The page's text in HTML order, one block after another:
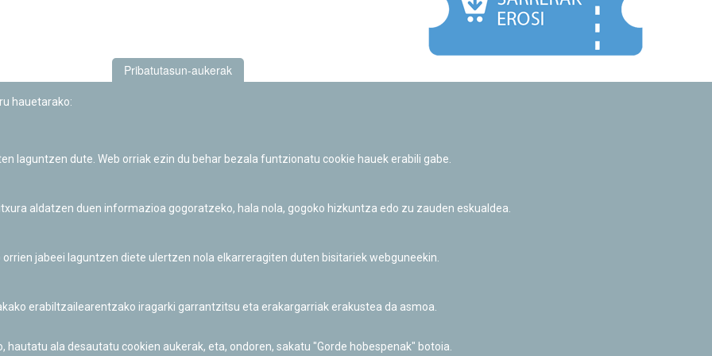
Informazio publikoa eskatzeko baimena
Pribatutasun-aukerak
hauetarako:
laguntzen dute. Web orriak ezin du behar bezala funtzionatu cookie hauek erabili gabe.
aldatzen duen informazioa gogoratzeko, hala nola, gogoko hizkuntza edo zu zauden eskualdea.
jabeei laguntzen diete ulertzen nola elkarreragiten duten bisitariek webguneekin.
erabiltzailearentzako iragarki garrantzitsu eta erakargarriak erakustea da asmoa.
ala desautatu cookien aukerak, eta, ondoren, sakatu "Gorde hobespenak" botoia.